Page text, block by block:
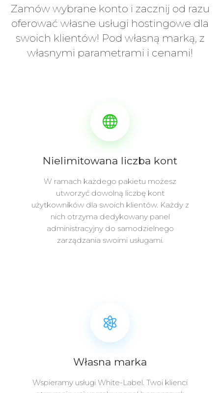
Zamów wybrane konto i zacznij od razu
oferować własne usługi hostingowe dla
swoich klientów! Pod własną marką, z
własnymi parametrami i cenami!
Nielimitowana liczba kont
W ramach każdego pakietu możesz
utworzyć dowolną liczbę kont
użytkowników dla swoich klientów. Każdy z
nich otrzyma dedykowany panel
administracyjny do samodzielnego
zarządzania swoimi usługami.
Własna marka
Wspieramy usługi White-Label. Twoi klienci